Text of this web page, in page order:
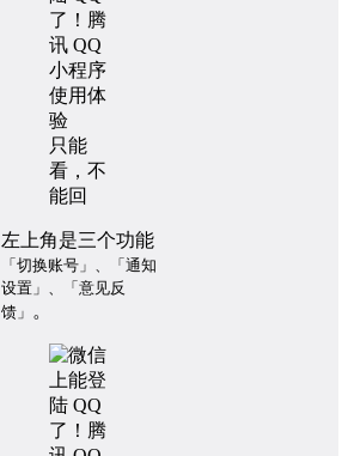
只能
看，不
能回
左上角是三个功能
「切换账号」、「通知
设置」、「意见反
馈」 。